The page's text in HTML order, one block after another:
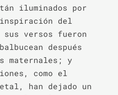
iluminados por
del
versos fueron
después
maternales; y
como el
han dejado un